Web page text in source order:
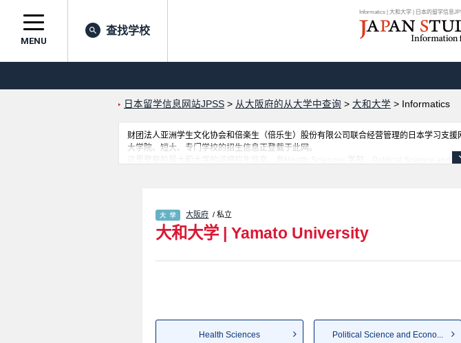
Informatics | 大和大学 | 日本的留学信息
MENU
查找学校
日本留学信息网站JPSS > 从大阪府的从大学中查询 > 大和大学 > Informatics
财团法人亚洲学生文化协会和倍楽生（倍乐生）股份有限公司联合经营管理的日本学习支
大学院、短大、专门学校的招生信息正登载于此网。
这里登载的是大和大学的详细招生信息。有Health Sciences 学部、Political Science and
大阪府 / 私立
大和大学 | Yamato University
Health Sciences Political Science and Econo...